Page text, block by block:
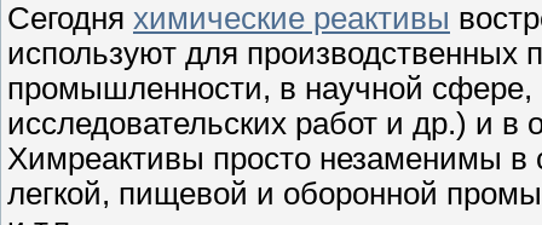
Сегодня химические реактивы
используют для производственных
промышленности, в научной сфере,
исследовательских работ и др.) и
Химреактивы просто незаменимы в
легкой, пищевой и оборонной